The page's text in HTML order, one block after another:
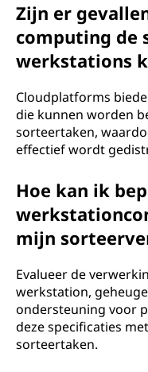
Zijn er
computing de
werkstations
Cloudplatforms
die kunnen worden
sorteertaken,
effectief wordt
Hoe kan ik
mijn
Evalueer de
werkstation,
ondersteuning voor
deze specificaties
sorteertaken.